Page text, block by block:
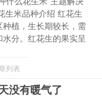
生米品种介绍 红花生
植，生长期较长，需
分。红花生的果实呈
列表
没有暖气了